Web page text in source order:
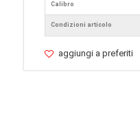
Calibro
Condizioni articolo
aggiungi a preferiti